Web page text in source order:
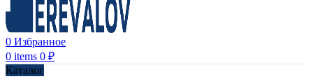
0 Избранное
0 items 0 ₽
Каталог